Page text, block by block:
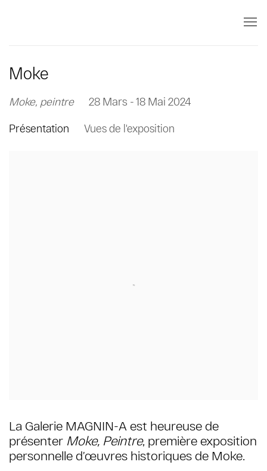
Moke
Moke, peintre 28 Mars - 18 Mai 2024
Présentation Vues de l'exposition
La Galerie MAGNIN-A est heureuse de
présenter Moke, Peintre, première exposition
personnelle d’œuvres historiques de Moke.